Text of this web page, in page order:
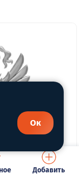
Добавить
Ок